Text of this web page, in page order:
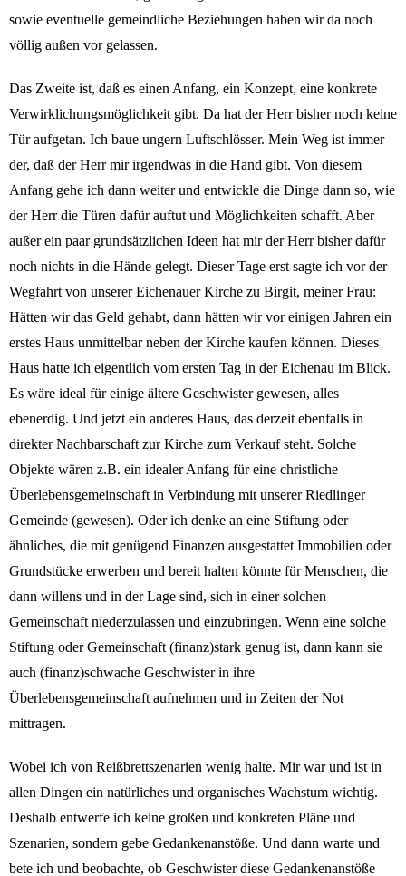
sowie eventuelle gemeindliche Beziehungen haben wir da noch
völlig außen vor gelassen.
Das Zweite ist, daß es einen Anfang, ein Konzept, eine konkrete
Verwirklichungsmöglichkeit gibt. Da hat der Herr bisher noch keine
Tür aufgetan. Ich baue ungern Luftschlösser. Mein Weg ist immer
der, daß der Herr mir irgendwas in die Hand gibt. Von diesem
Anfang gehe ich dann weiter und entwickle die Dinge dann so, wie
der Herr die Türen dafür auftut und Möglichkeiten schafft. Aber
außer ein paar grundsätzlichen Ideen hat mir der Herr bisher dafür
noch nichts in die Hände gelegt. Dieser Tage erst sagte ich vor der
Wegfahrt von unserer Eichenauer Kirche zu Birgit, meiner Frau:
Hätten wir das Geld gehabt, dann hätten wir vor einigen Jahren ein
erstes Haus unmittelbar neben der Kirche kaufen können. Dieses
Haus hatte ich eigentlich vom ersten Tag in der Eichenau im Blick.
Es wäre ideal für einige ältere Geschwister gewesen, alles
ebenerdig. Und jetzt ein anderes Haus, das derzeit ebenfalls in
direkter Nachbarschaft zur Kirche zum Verkauf steht. Solche
Objekte wären z.B. ein idealer Anfang für eine christliche
Überlebensgemeinschaft in Verbindung mit unserer Riedlinger
Gemeinde (gewesen). Oder ich denke an eine Stiftung oder
ähnliches, die mit genügend Finanzen ausgestattet Immobilien oder
Grundstücke erwerben und bereit halten könnte für Menschen, die
dann willens und in der Lage sind, sich in einer solchen
Gemeinschaft niederzulassen und einzubringen. Wenn eine solche
Stiftung oder Gemeinschaft (finanz)stark genug ist, dann kann sie
auch (finanz)schwache Geschwister in ihre
Überlebensgemeinschaft aufnehmen und in Zeiten der Not
mittragen.
Wobei ich von Reißbrettszenarien wenig halte. Mir war und ist in
allen Dingen ein natürliches und organisches Wachstum wichtig.
Deshalb entwerfe ich keine großen und konkreten Pläne und
Szenarien, sondern gebe Gedankenanstöße. Und dann warte und
bete ich und beobachte, ob Geschwister diese Gedankenanstöße